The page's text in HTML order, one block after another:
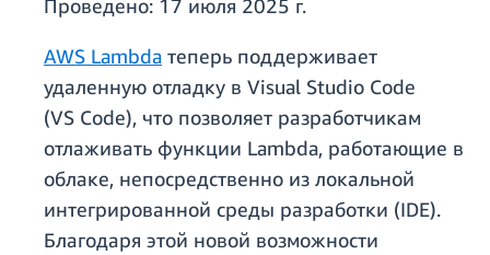
Проведено: 17 июля 2025 г.
AWS Lambda теперь поддерживает
удаленную отладку в Visual Studio Code
(VS Code), что позволяет разработчикам
отлаживать функции Lambda, работающие в
облаке, непосредственно из локальной
интегрированной среды разработки (IDE).
Благодаря этой новой возможности